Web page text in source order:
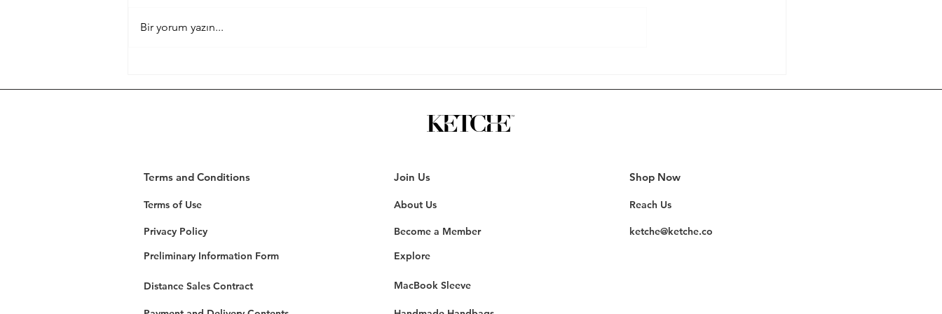
kılıfınızın kaliteli, şık ve dayanıklı
Bir yorum yazın...
Terms and Conditions
Terms of Use
Privacy Policy
Preliminary Information Form
Distance Sales Contract
Join Us
About Us
Become a Member
Shop Now
Reach Us
ketche@ketche.co
Explore
MacBook Sleeve